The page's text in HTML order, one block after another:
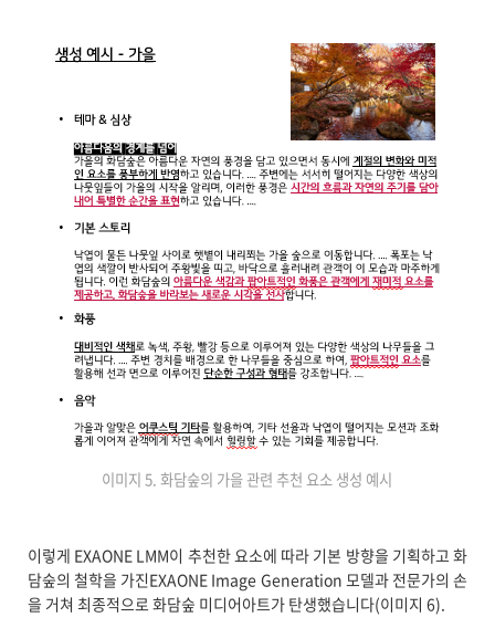
이미지 5. 화담숲의 가을 관련 추천 요소 생성 예시
이렇게 EXAONE LMM이 추천한 요소에 따라 기본 방향을 기획하고 화
담숲의 철학을 가진EXAONE Image Generation 모델과 전문가의 손
을 거쳐 최종적으로 화담숲 미디어아트가 탄생했습니다(이미지 6).